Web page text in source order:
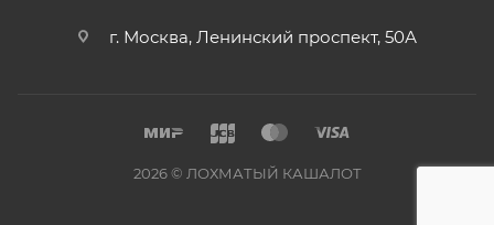
г. Москва, Ленинский проспект, 50А​
2026 © ЛОХМАТЫЙ КАШАЛОТ